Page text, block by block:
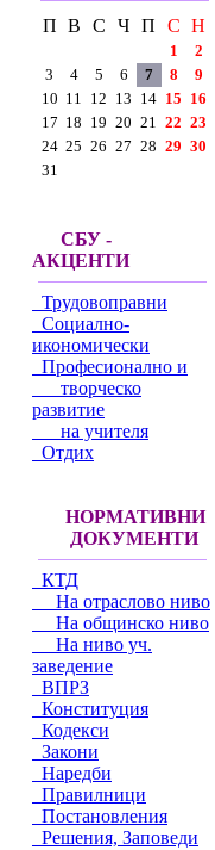
П В С Ч П С Н
1
2
3
4 5 6 7 8
9
10 11 12 13 14 15 16
17 18 19 20 21 22 23
24 25 26 27 28 29 30
31
СБУ -
АКЦЕНТИ
Трудовоправни
Социално-
икономически
Професионално и
творческо
развитие
на учителя
Отдих
НОРМАТИВНИ
ДОКУМЕНТИ
КТД
На отраслово ниво
На общинско ниво
На ниво уч.
заведение
ВПРЗ
Конституция
Кодекси
Закони
Наредби
Правилници
Постановления
Решения, Заповеди